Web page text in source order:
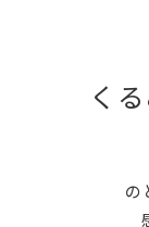
く
の